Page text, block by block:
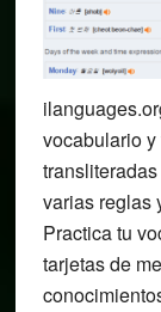
vocabulario
varias reglas
Practica tu
tarjetas de